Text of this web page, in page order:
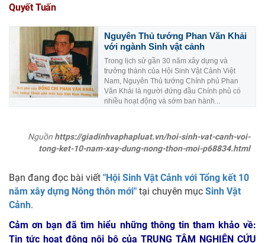
Quyết Tuấn
Nguyên Thủ tướng Phan Văn Khải
với ngành Sinh vật cảnh
Trong lịch sử gần 30 năm xây dựng và
trưởng thành của Hội Sinh Vật Cảnh Việt
Nam, Nguyên Thủ tướng Chính phủ Phan
Văn Khải là người đứng đầu Chính phủ có
nhiều hoạt động và sớm ban hành...
Nguồn https://giadinhvaphapluat.vn/hoi-sinh-vat-canh-voi-
tong-ket-10-nam-xay-dung-nong-thon-moi-p68834.html
Bạn đang đọc bài viết "Hội Sinh Vật Cảnh với Tổng kết 10
năm xây dựng Nông thôn mới" tại chuyên mục Sinh Vật
Cảnh.
Cảm ơn bạn đã tìm hiểu những thông tin tham khảo về:
Tin tức hoạt động nội bộ của TRUNG TÂM NGHIÊN CỨU